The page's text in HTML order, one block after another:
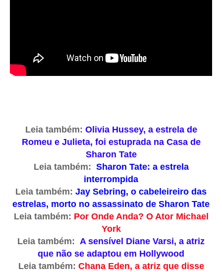
Leia também: Olivia Hussey, a estrela de
Romeu e Julieta, foi estuprada na Casa de
Sharon Tate
Leia também: Sharon Tate: a estrela
interrompida
Leia também: Jay Sebring, o cabeleireiro das
estrelas, morto no assassinato de Sharon Tate
Leia também: Por Onde Anda? O Ator Michael
York
Leia também: A sensível Diane Varsi, a atriz
que não se adaptou em Hollywood
Leia também: Chana Eden, a atriz que disse